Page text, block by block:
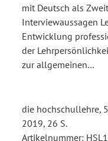
mit Deutsch als
Interviewaussagen
Entwicklung
der
zur allgemeinen…
die hochschullehre, 5
2019, 26 S.
Artikelnummer: